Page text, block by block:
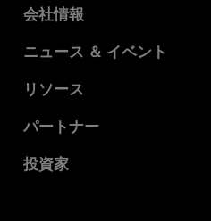
会社情報
AMD について
企業責任
キャリア
お問い合わせ
ニュース ＆ イベント
ニュースルーム
メディア ライブラリ
リソース
デベロッパー セントラル
ケース スタディ
パートナー
AMD パートナー ハブ
投資家